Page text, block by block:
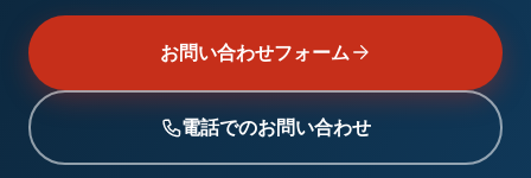
お問い合わせフォーム
電話でのお問い合わせ